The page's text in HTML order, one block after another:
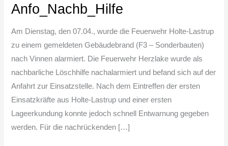
Anfo_Nachb_Hilfe
Am Dienstag, den 07.04., wurde die Feuerwehr Holte-Lastrup
zu einem gemeldeten Gebäudebrand (F3 – Sonderbauten)
nach Vinnen alarmiert. Die Feuerwehr Herzlake wurde als
nachbarliche Löschhilfe nachalarmiert und befand sich auf der
Anfahrt zur Einsatzstelle. Nach dem Eintreffen der ersten
Einsatzkräfte aus Holte-Lastrup und einer ersten
Lageerkundung konnte jedoch schnell Entwarnung gegeben
werden. Für die nachrückenden […]
–
Anfo_Nachb_Hilfe